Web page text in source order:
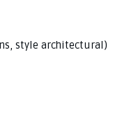
style architectural)